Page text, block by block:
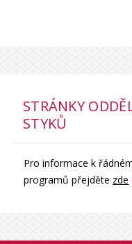
STRÁNKY
STYKŮ
Pro informace k
programů přejděte zde